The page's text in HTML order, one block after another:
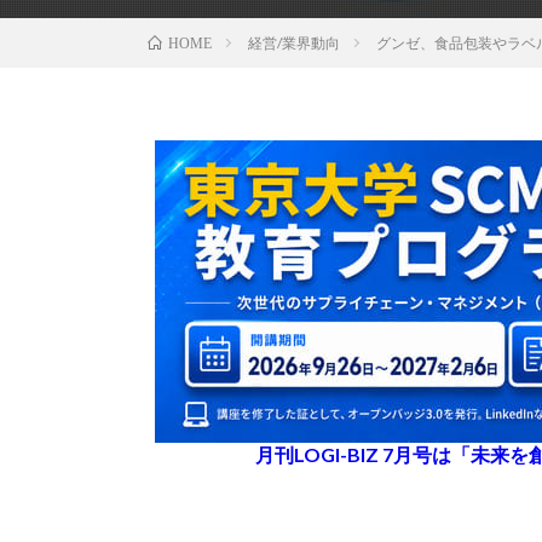
HOME 経営/業界動向 グンゼ、食品包装やラ
月刊LOGI-BIZ 7月号は「未来を